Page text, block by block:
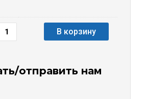
В корзину
отправить нам